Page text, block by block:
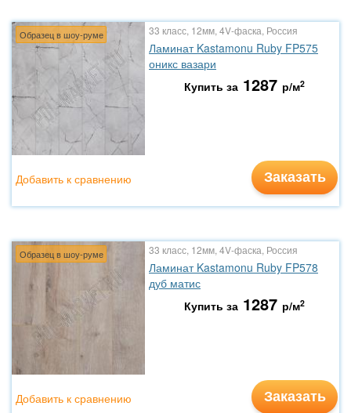
Образец в шоу-руме 33 класс, 12мм, 4V-фаска, Россия
Ламинат Kastamonu Ruby FP575
оникс вазари
Купить за 1287 р/м2
Заказать
Добавить к сравнению
Образец в шоу-руме 33 класс, 12мм, 4V-фаска, Россия
Ламинат Kastamonu Ruby FP578
дуб матис
Купить за 1287 р/м2
Заказать
Добавить к сравнению